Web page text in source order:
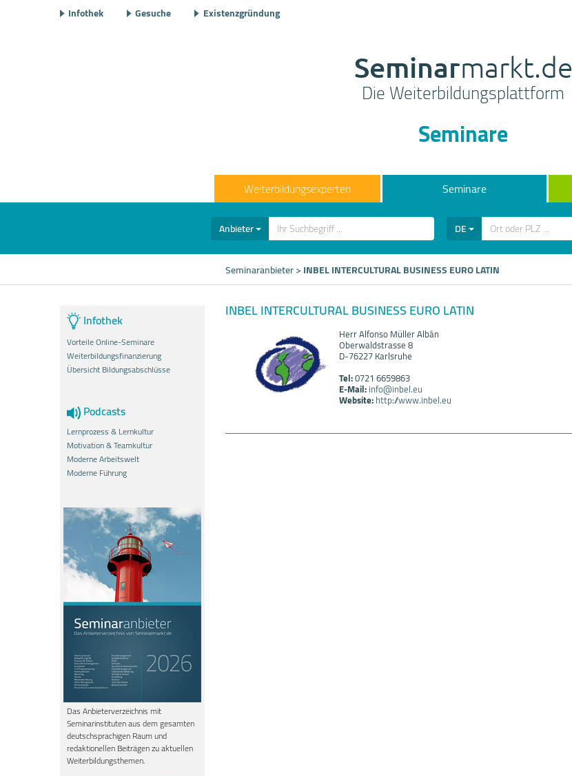
Infothek Gesuche Existenzgründung
Seminarmarkt.de
Die Weiterbildungsplattform
Seminare
Weiterbildungsexperten Seminare
Anbieter DE
Seminaranbieter>INBEL INTERCULTURAL BUSINESS EURO LATIN
Infothek
Vorteile Online-Seminare
Weiterbildungsfinanzierung
Übersicht Bildungsabschlüsse
Podcasts
Lernprozess & Lernkultur
Motivation & Teamkultur
Moderne Arbeitswelt
Moderne Führung
Das Anbieterverzeichnis mit
Seminarinstituten aus dem gesamten
deutschsprachigen Raum und
redaktionellen Beiträgen zu aktuellen
Weiterbildungsthemen.
INBEL INTERCULTURAL BUSINESS EURO LATIN
Herr Alfonso Müller Albán
Oberwaldstrasse 8
D-76227 Karlsruhe
Tel:0721 6659863
E-Mail:info@inbel.eu
Website:http://www.inbel.eu